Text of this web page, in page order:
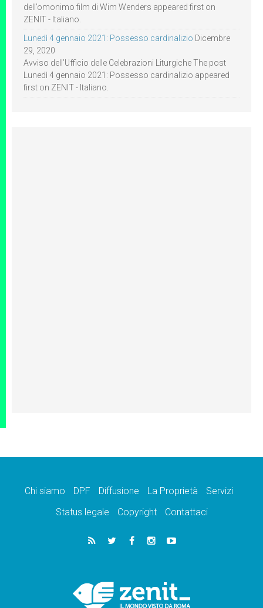
dell’omonimo film di Wim Wenders appeared first on
ZENIT - Italiano.
Lunedì 4 gennaio 2021: Possesso cardinalizio Dicembre
29, 2020
Avviso dell’Ufficio delle Celebrazioni Liturgiche The post
Lunedì 4 gennaio 2021: Possesso cardinalizio appeared
first on ZENIT - Italiano.
Chi siamo DPF Diffusione La Proprietà
Servizi
Status legale
Copyright Contattaci